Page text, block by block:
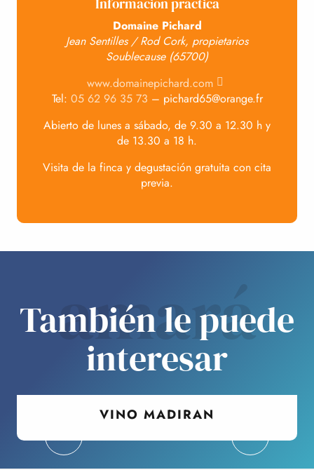
Domaine Pichard
Jean Sentilles / Rod Cork, propietarios
Soublecause (65700)
www.domainepichard.com
Tel: 05 62 96 35 73 – pichard65@orange.fr
Abierto de lunes a sábado, de 9.30 a 12.30 h y
de 13.30 a 18 h.
Visita de la finca y degustación gratuita con cita
previa.
amará
También le puede
interesar
VINO MADIRAN